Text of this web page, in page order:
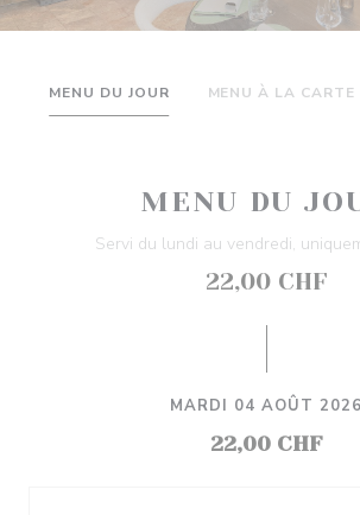
MENU DU JOUR MENU À LA CARTE
MENU DU
Servi du lundi au vendredi,
22,00 CHF
MARDI 04 AOÛT 2026
22,00 CHF